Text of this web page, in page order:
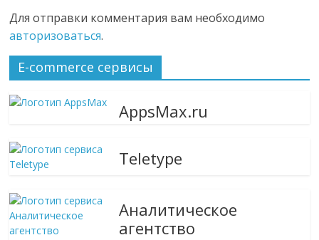
Для отправки комментария вам необходимо
авторизоваться.
E-commerce сервисы
AppsMax.ru
Teletype
Аналитическое
агентство